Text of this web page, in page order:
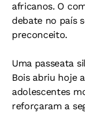
africanos. O
debate no país
preconceito.
Uma passeata
Bois abriu hoje
adolescentes
reforçaram a